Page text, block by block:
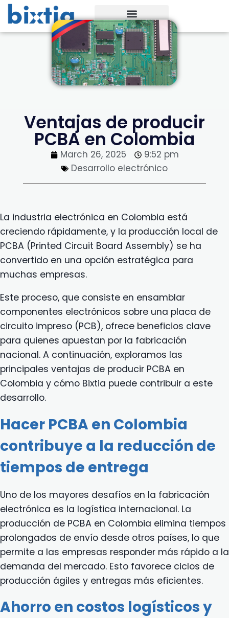
Ventajas de producir
PCBA en Colombia
March 26, 2025
9:52 pm
Desarrollo electrónico
La industria electrónica en Colombia está
creciendo rápidamente, y la producción local de
PCBA (Printed Circuit Board Assembly) se ha
convertido en una opción estratégica para
muchas empresas.
Este proceso, que consiste en ensamblar
componentes electrónicos sobre una placa de
circuito impreso (PCB), ofrece beneficios clave
para quienes apuestan por la fabricación
nacional. A continuación, exploramos las
principales ventajas de producir PCBA en
Colombia y cómo Bixtia puede contribuir a este
desarrollo.
Hacer PCBA en Colombia
contribuye a la reducción de
tiempos de entrega
Uno de los mayores desafíos en la fabricación
electrónica es la logística internacional. La
producción de PCBA en Colombia elimina tiempos
prolongados de envío desde otros países, lo que
permite a las empresas responder más rápido a la
demanda del mercado. Esto favorece ciclos de
producción ágiles y entregas más eficientes.
Ahorro en costos logísticos y